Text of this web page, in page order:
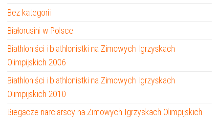
Bez kategorii
Białorusini w Polsce
Biathloniści i biathlonistki na Zimowych Igrzyskach
Olimpijskich 2006
Biathloniści i biathlonistki na Zimowych Igrzyskach
Olimpijskich 2010
Biegacze narciarscy na Zimowych Igrzyskach Olimpijskich